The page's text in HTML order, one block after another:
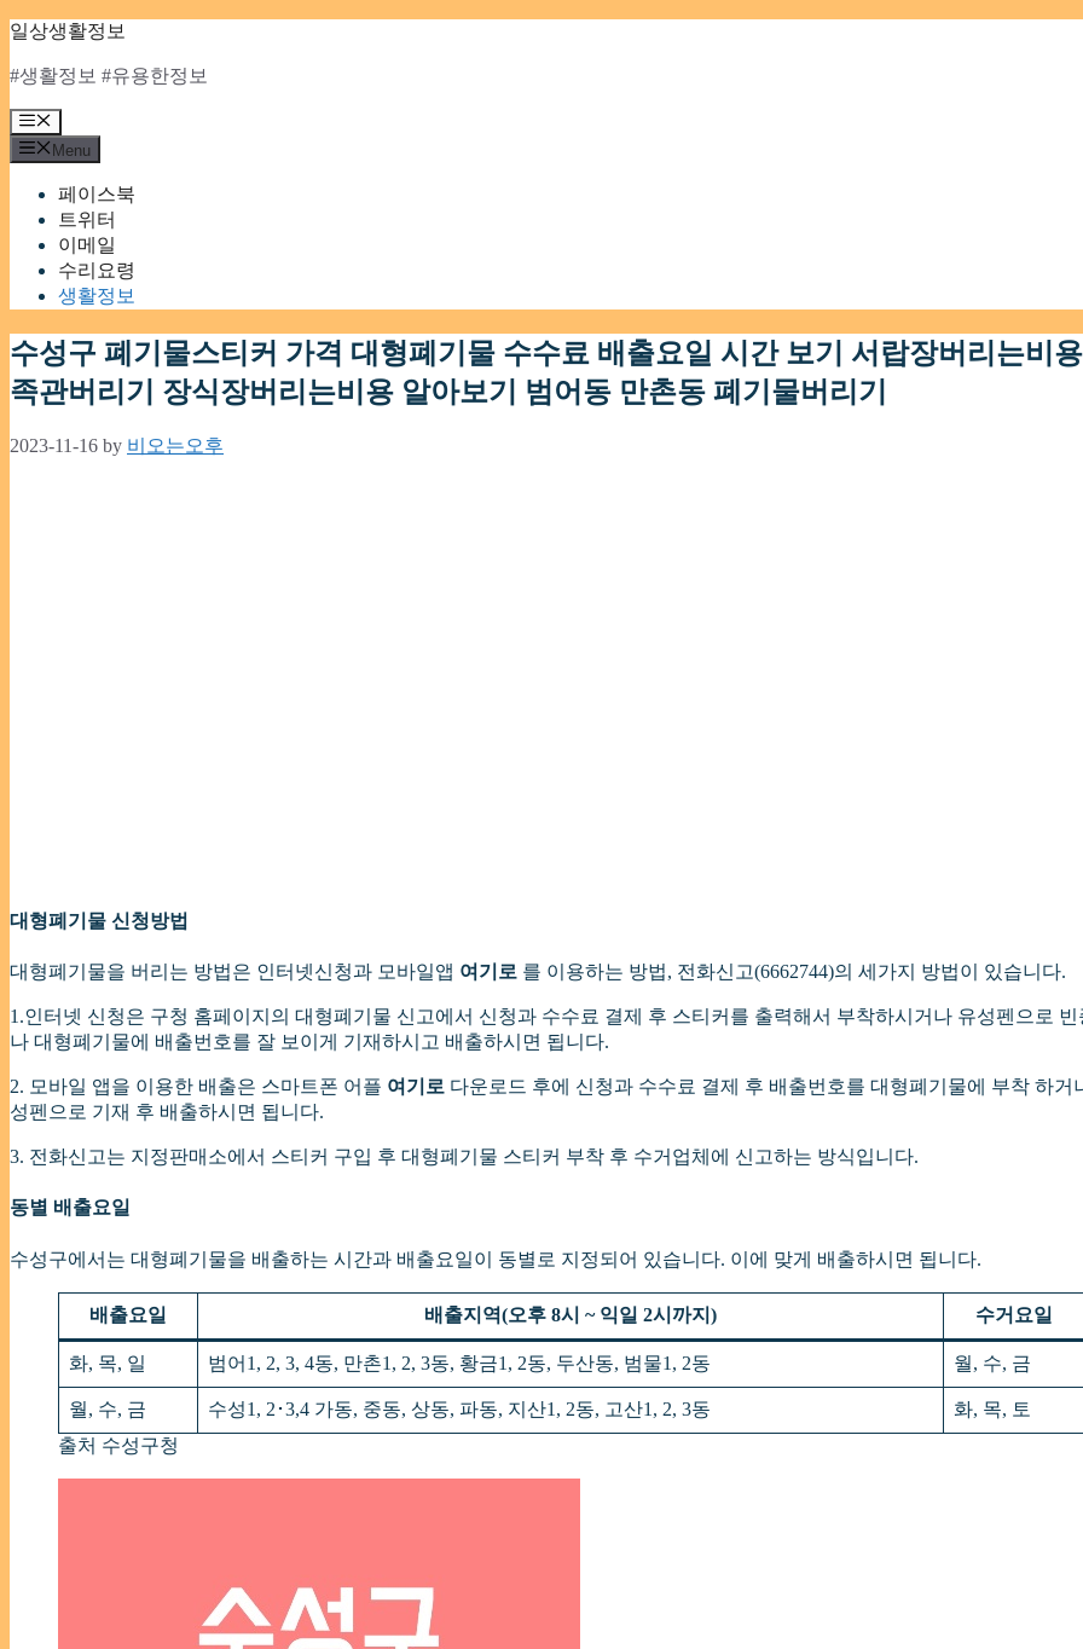
Skip
content
일상생활정보
#생활정보 #유용한정보
Menu
Menu
페이스북
트위터
이메일
수리요령
생활정보
수성구 폐기물스티커 가격 대형폐기물 수수료 배출요일 시간 보기 서랍장버리는비
족관버리기 장식장버리는비용 알아보기 범어동 만촌동 폐기물버리기
2023-11-16 by 비오는오후
대형폐기물 신청방법
대형폐기물을 버리는 방법은 인터넷신청과 모바일앱 여기로 를 이용하는 방법, 전화신고(6662744)의 세가지 방법이 있습니다.
1.인터넷 신청은 구청 홈페이지의 대형폐기물 신고에서 신청과 수수료 결제 후 스티커를 출력해서 부착하시거나 유성펜으로 빈
나 대형폐기물에 배출번호를 잘 보이게 기재하시고 배출하시면 됩니다.
2. 모바일 앱을 이용한 배출은 스마트폰 어플 여기로 다운로드 후에 신청과 수수료 결제 후 배출번호를 대형폐기물에 부착 하거
성펜으로 기재 후 배출하시면 됩니다.
3. 전화신고는 지정판매소에서 스티커 구입 후 대형폐기물 스티커 부착 후 수거업체에 신고하는 방식입니다.
동별 배출요일
수성구에서는 대형폐기물을 배출하는 시간과 배출요일이 동별로 지정되어 있습니다. 이에 맞게 배출하시면 됩니다.
배출요일 배출지역(오후 8시 ~ 익일 2시까지) 수거요일
화, 목, 일 범어1, 2, 3, 4동, 만촌1, 2, 3동, 황금1, 2동, 두산동, 범물1, 2동 월, 수, 금
월, 수, 금 수성1, 2･3,4 가동, 중동, 상동, 파동, 지산1, 2동, 고산1, 2, 3동
화, 목, 토
출처 수성구청